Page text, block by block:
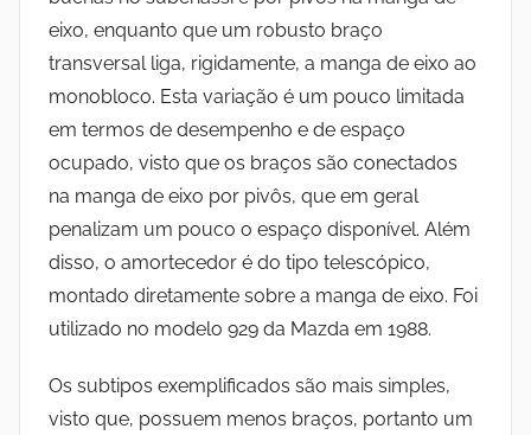
eixo, enquanto que um robusto braço
transversal liga, rigidamente, a manga de eixo ao
monobloco. Esta variação é um pouco limitada
em termos de desempenho e de espaço
ocupado, visto que os braços são conectados
na manga de eixo por pivôs, que em geral
penalizam um pouco o espaço disponível. Além
disso, o amortecedor é do tipo telescópico,
montado diretamente sobre a manga de eixo. Foi
utilizado no modelo 929 da Mazda em 1988.
Os subtipos exemplificados são mais simples,
visto que, possuem menos braços, portanto um